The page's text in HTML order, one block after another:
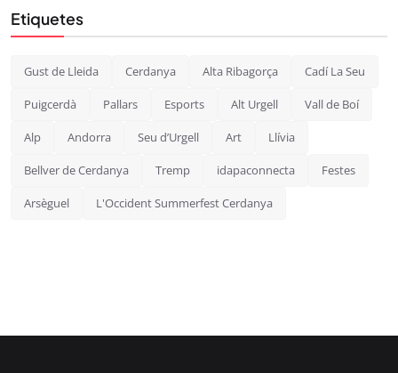
Etiquetes
Gust de Lleida Cerdanya Alta Ribagorça Cadí La Seu
Puigcerdà Pallars Esports Alt Urgell Vall de Boí
Alp Andorra Seu d’Urgell Art Llívia
Bellver de Cerdanya Tremp idapaconnecta Festes
Arsèguel L'Occident Summerfest Cerdanya